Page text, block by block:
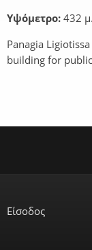
Υψόμετρο: 432 μ.
Panagia
building for
Είσοδος